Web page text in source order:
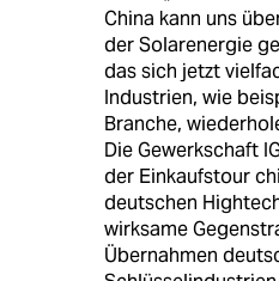
China kann uns
der Solarenergie
das sich jetzt
Industrien, wie
Branche,
Die Gewerkschaft
der Einkaufstour
deutschen
wirksame
Übernahmen